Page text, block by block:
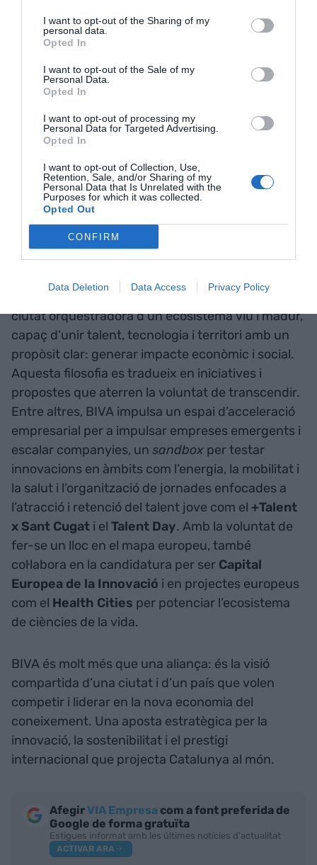
I want to opt-out of the Sharing of my
personal data.
Opted In
I want to opt-out of the Sale of my
Personal Data.
Opted In
I want to opt-out of processing my
Personal Data for Targeted Advertising.
Opted In
I want to opt-out of Collection, Use,
Retention, Sale, and/or Sharing of my
Personal Data that Is Unrelated with the
Purposes for which it was collected.
Opted Out
CONFIRM
Data Deletion Data Access Privacy Policy
necessita talent i connexions. BIVA ens ajuda a
multiplicar ambdós elements conjuntament”.
Miquel
Martí
(Tech Barcelona) resumeix l’ADN de
la iniciativa: “Sant Cugat és un dels clústers
digitals més potents de la regió metropolitana, i
BIVA permet projectar aquest potencial a escala
internacional”.
La connexió del talent
Una implicació del món econòmic que consolida
BIVA com una aliança estratègica que vol
connectar talent, innovació i territori per construir
un model competitiu, sostenible i amb vocació
internacional. Així mateix, es reivindica com a
ciutat orquestradora d’un ecosistema viu i madur,
capaç d’unir talent, tecnologia i territori amb un
propòsit clar: generar impacte econòmic i social.
Aquesta filosofia es tradueix en iniciatives i
propostes que aterren la voluntat de transcendir.
Entre altres, BIVA impulsa un espai d’acceleració
empresarial per a impulsar empreses emergents i
escalar companyies, un sandbox per testar
innovacions en àmbits com l’energia, la mobilitat i
la salut i l’organització de jornades enfocades a
l’atracció i retenció del talent jove com el +Talent
x Sant Cugat i el Talent Day. Amb la voluntat de
fer-se un lloc en el mapa europeu, també
col·labora en la candidatura per ser Capital
Europea de la Innovació i en projectes europeus
com el Health Cities per potenciar l’ecosistema
de ciències de la vida.
BIVA és molt més que una aliança: és la visió
compartida d’una ciutat i d’un país que volen
competir i liderar en la nova economia del
coneixement. Una aposta estratègica per la
innovació, la sostenibilitat i el prestigi
internacional que projecta Catalunya al món.
AfegirVIA Empresa com a font preferida de
Google de forma gratuïta
Estigues informat amb les últimes notícies d'actualitat
ACTIVAR ARA